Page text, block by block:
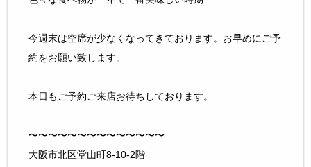
今週末は空席が少なくなってきております。お早めにご予
約をお願い致します。
本日もご予約ご来店お待ちしております。
〜〜〜〜〜〜〜〜〜〜〜〜〜〜
大阪市北区堂山町8-10-2階